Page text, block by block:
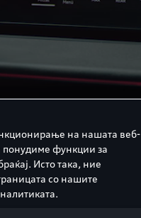
на нашата веб-
понудиме функции за
Исто така, ние
со нашите